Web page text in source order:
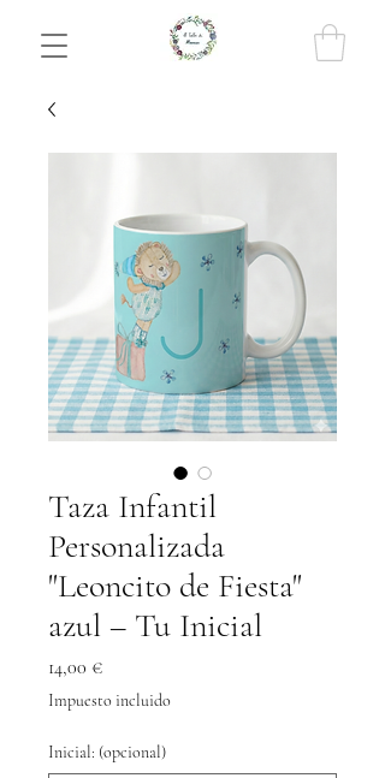
Taza Infantil
Personalizada
"Leoncito de Fiesta"
azul – Tu Inicial
14,00 €Precio
Impuesto incluido
Inicial: (opcional)